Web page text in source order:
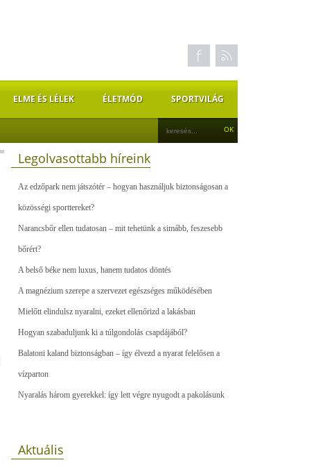
ELME ÉS LÉLEK ÉLETMÓD SPORTVILÁG
Legolvasottabb híreink
Az edzőpark nem játszótér – hogyan használjuk biztonságosan a
közösségi sporttereket?
Narancsbőr ellen tudatosan – mit tehetünk a simább, feszesebb
bőrért?
A belső béke nem luxus, hanem tudatos döntés
A magnézium szerepe a szervezet egészséges működésében
Mielőtt elindulsz nyaralni, ezeket ellenőrizd a lakásban
Hogyan szabaduljunk ki a túlgondolás csapdájából?
Balatoni kaland biztonságban – így élvezd a nyarat felelősen a
vízparton
Nyaralás három gyerekkel: így lett végre nyugodt a pakolásunk
Aktuális